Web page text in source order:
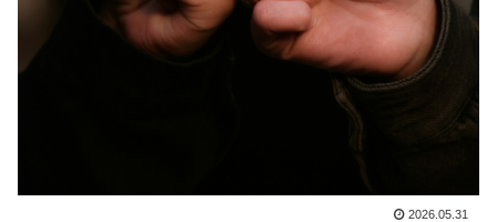
2026.05.31